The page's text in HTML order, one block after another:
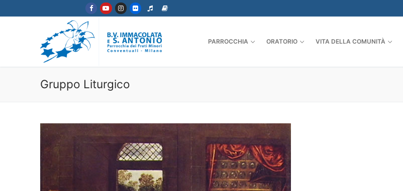
al
PARROCCHIA ORATORIO VITA DELLA COMUNITÀ
Gruppo Liturgico